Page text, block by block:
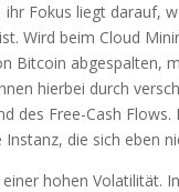
Fokus liegt darauf,
Wird beim Cloud
Bitcoin abgespalten,
hierbei durch
des Free-Cash
die sich eben
hohen Volatilität.